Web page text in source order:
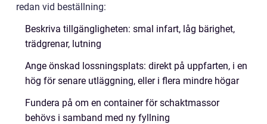
redan vid beställning:
Beskriva tillgängligheten: smal infart, låg bärighet,
trädgrenar, lutning
Ange önskad lossningsplats: direkt på uppfarten, i en
hög för senare utläggning, eller i flera mindre högar
Fundera på om en container för schaktmassor
behövs i samband med ny fyllning